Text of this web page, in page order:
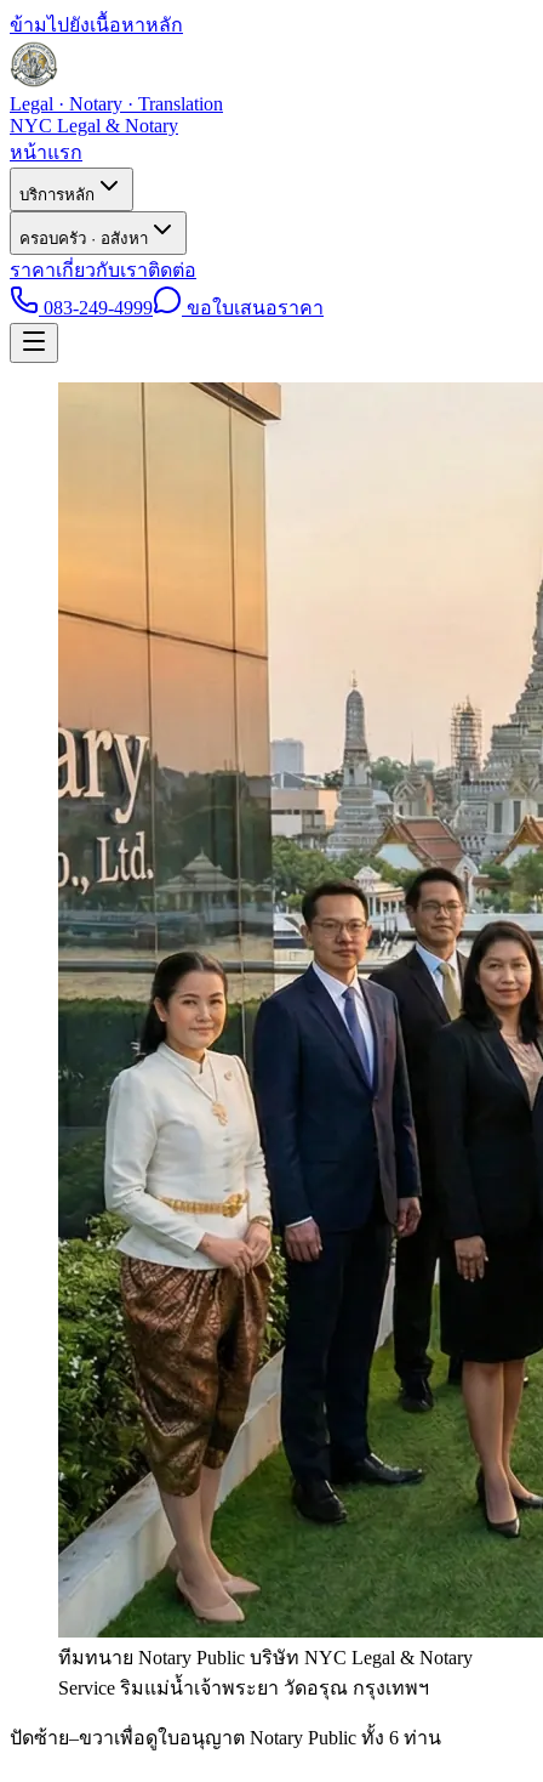
ข้ามไปยังเนื้อหาหลัก
Legal · Notary · Translation
NYC Legal & Notary
หน้าแรก
บริการหลัก
ครอบครัว · อสังหา
ราคาเกี่ยวกับเราติดต่อ
083-249-4999
ขอใบเสนอราคา
ทีมทนาย Notary Public บริษัท NYC Legal & Notary
Service ริมแม่น้ำเจ้าพระยา วัดอรุณ กรุงเทพฯ
ปัดซ้าย–ขวาเพื่อดูใบอนุญาต Notary Public ทั้ง 6 ท่าน